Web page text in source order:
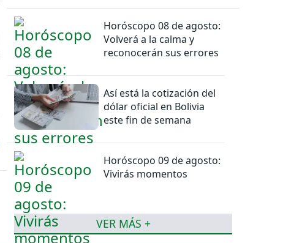
Horóscopo 08 de agosto:
Volverá a la calma y
reconocerán sus errores
Así está la cotización del
dólar oficial en Bolivia
este fin de semana
Horóscopo 09 de agosto:
Vivirás momentos
VER MÁS +